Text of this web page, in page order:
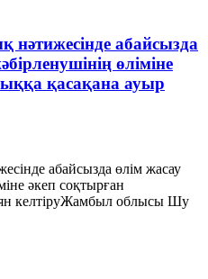
абайсызда
өліміне
қасақана ауыр
абайсызда өлім жасау
әкеп соқтырған
келтіруЖамбыл облысы Шу